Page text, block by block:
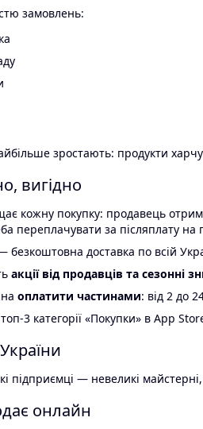
замовлень:
зростають: продукти
вигідно
кожну покупку: продавець
переплачувати за післяплату на
доставка по всій
акції від продавців та сезонні
оплатити частинами: від 2 до
3 категорії «Покупки» в App
підприємці — невеликі
онлайн